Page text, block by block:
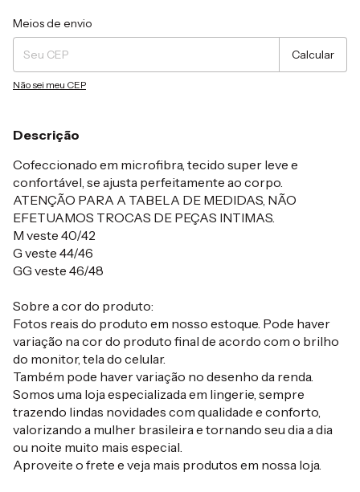
Entregas para o CEP:
Meios de envio
Calcular
Não sei meu CEP
Descrição
Cofeccionado em microfibra, tecido super leve e
confortável, se ajusta perfeitamente ao corpo.
ATENÇÃO PARA A TABELA DE MEDIDAS, NÃO
EFETUAMOS TROCAS DE PEÇAS INTIMAS.
M veste 40/42
G veste 44/46
GG veste 46/48
Sobre a cor do produto:
Fotos reais do produto em nosso estoque. Pode haver
variação na cor do produto final de acordo com o brilho
do monitor, tela do celular.
Também pode haver variação no desenho da renda.
Somos uma loja especializada em lingerie, sempre
trazendo lindas novidades com qualidade e conforto,
valorizando a mulher brasileira e tornando seu dia a dia
ou noite muito mais especial.
Aproveite o frete e veja mais produtos em nossa loja.